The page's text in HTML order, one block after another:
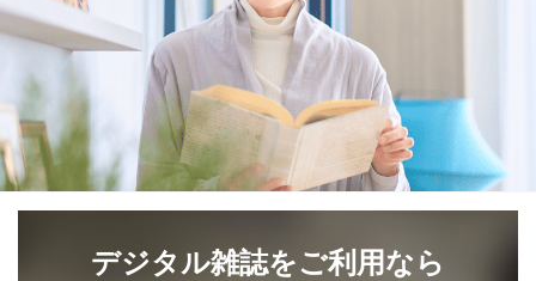
SNS公式アカウン
トに登録された方
の個人情報
お問い合わせ対応、トラブル対
処、オペレーター教育など応対品
質向上のため
その他当社のプライバシーポリシ
ー等にて公表する利用目的達成の
ため
※上記の利用目的のうちNo.1～5については保有個人デ
ータ（開示対象個人情報）の利用目的であり、下記4.の
各SNS運営会社様にご請求いただきますようお願い致し
ます。
デジタル雑誌をご利用なら